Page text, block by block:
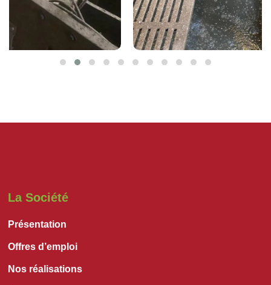
La Société
Présentation
Offres d’emploi
Nos réalisations